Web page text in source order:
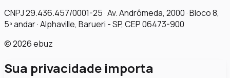
CNPJ 29.436.457/0001-25 · Av. Andrômeda, 2000 · Bloco 8,
5º andar · Alphaville, Barueri - SP, CEP 06473-900
©2026ebuz
Sua privacidade importa